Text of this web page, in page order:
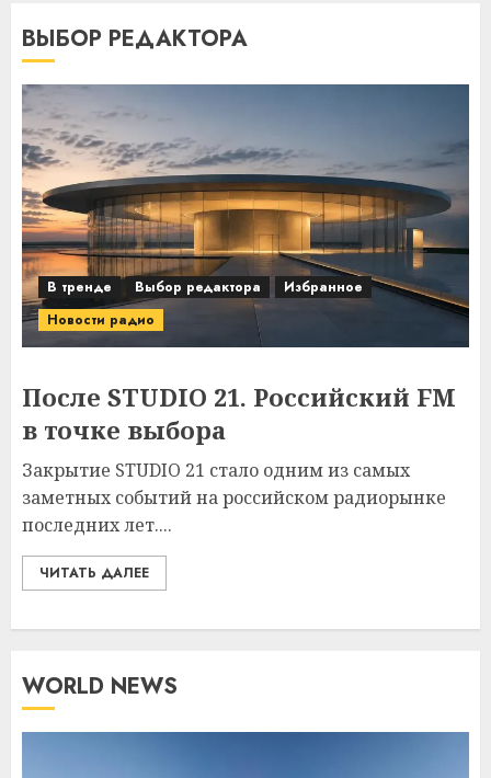
ВЫБОР РЕДАКТОРА
В тренде Выбор редактора
Избранное
Новости радио
После STUDIO 21. Российский FM
в точке выбора
Закрытие STUDIO 21 стало одним из самых
заметных событий на российском радиорынке
последних лет....
ЧИТАТЬ ДАЛЕЕ
WORLD NEWS